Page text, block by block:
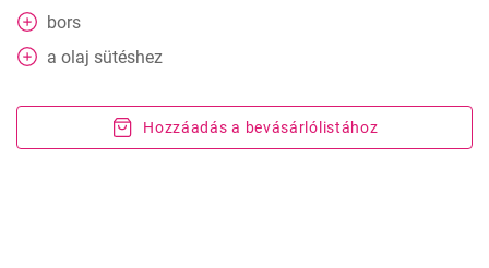
bors
a olaj sütéshez
Hozzáadás a bevásárlólistához